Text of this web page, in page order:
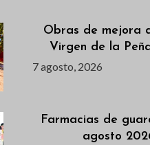
Obras de mejora
Virgen de la
7 agosto, 2026
Farmacias de
agosto